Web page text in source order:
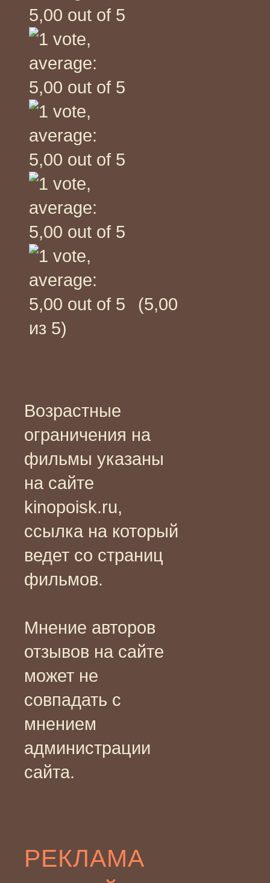
(5,00
из 5)
Возрастные
ограничения на
фильмы указаны
на сайте
kinopoisk.ru,
ссылка на который
ведет со страниц
фильмов.
Мнение авторов
отзывов на сайте
может не
совпадать с
мнением
администрации
сайта.
РЕКЛАМА